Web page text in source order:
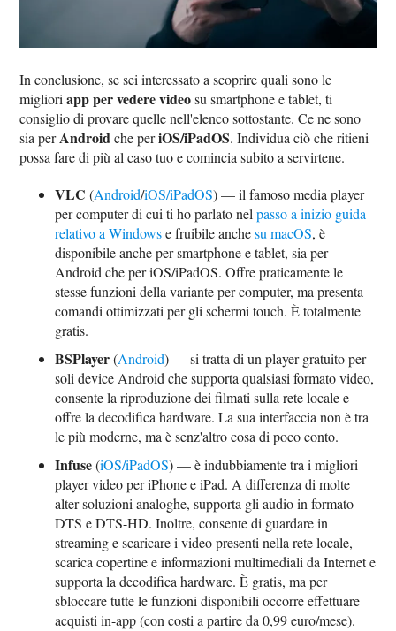
In conclusione, se sei interessato a scoprire quali sono le
miglioriapp per vedere videosu smartphone e tablet, ti
consiglio di provare quelle nell'elenco sottostante. Ce ne sono
sia perAndroidche periOS/iPadOS. Individua ciò che ritieni
possa fare di più al caso tuo e comincia subito a servirtene.
VLC (Android/iOS/iPadOS) — il famoso media player
per computer di cui ti ho parlato nelpasso a inizio guida
relativo a Windowse fruibile anchesu macOS, è
disponibile anche per smartphone e tablet, sia per
Android che per iOS/iPadOS. Offre praticamente le
stesse funzioni della variante per computer, ma presenta
comandi ottimizzati per gli schermi touch. È totalmente
gratis.
BSPlayer(Android) — si tratta di un player gratuito per
soli device Android che supporta qualsiasi formato video,
consente la riproduzione dei filmati sulla rete locale e
offre la decodifica hardware. La sua interfaccia non è tra
le più moderne, ma è senz'altro cosa di poco conto.
Infuse(iOS/iPadOS) — è indubbiamente tra i migliori
player video per iPhone e iPad. A differenza di molte
alter soluzioni analoghe, supporta gli audio in formato
DTS e DTS-HD. Inoltre, consente di guardare in
streaming e scaricare i video presenti nella rete locale,
scarica copertine e informazioni multimediali da Internet e
supporta la decodifica hardware. È gratis, ma per
sbloccare tutte le funzioni disponibili occorre effettuare
acquisti in-app (con costi a partire da 0,99 euro/mese).